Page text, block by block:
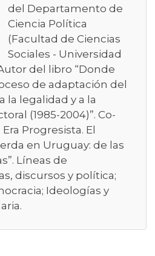
del Departamento de
Ciencia Política
(Facultad de Ciencias
Sociales - Universidad
del libro “Donde
de adaptación del
la legalidad y a la
(1985-2004)”. Co-
Progresista. El
en Uruguay: de las
Líneas de
discursos y política;
Ideologías y